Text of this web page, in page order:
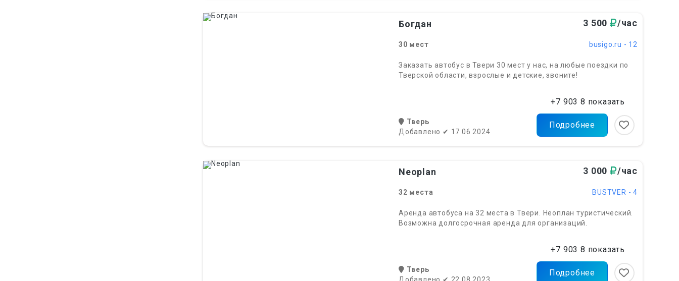
Богдан 3 500 /час
30 мест busigo.ru - 12
Заказать автобус в Твери 30 мест у нас, на любые поездки по
Тверской области, взрослые и детские, звоните!
Тверь
Добавлено ✔ 17 06 2024
+7 903 8 показать
Подробнее
Neoplan 3 000 /час
32 места BUSTVER - 4
Аренда автобуса на 32 места в Твери. Неоплан туристический.
Возможна долгосрочная аренда для организаций.
Тверь
+7 903 8 показать
Подробнее